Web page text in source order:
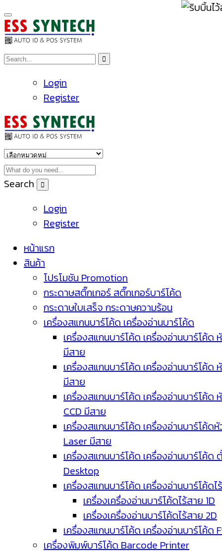
Login
Register
Search
Login
Register
หน้าแรก
สินค้า
โปรโมชัน Promotion
กระดาษสติ๊กเกอร์ สติ๊กเกอร์บาร์โค้ด
กระดาษใบเสร็จ กระดาษความร้อน
เครื่องสแกนบาร์โค้ด เครื่องอ่านบาร์โค้ด
เครื่องสแกนบาร์โค้ด เครื่องอ่านบาร์โค้ด
มีสาย
เครื่องสแกนบาร์โค้ด เครื่องอ่านบาร์โค้ด
มีสาย
เครื่องสแกนบาร์โค้ด เครื่องอ่านบาร์โค้ด
CCD มีสาย
เครื่องสแกนบาร์โค้ด เครื่องอ่านบาร์โค้ด
Laser มีสาย
เครื่องสแกนบาร์โค้ด เครื่องอ่านบาร์โค้ด
Desktop
เครื่องสแกนบาร์โค้ด เครื่องอ่านบาร์โค้ดไ
เครื่องเครื่องอ่านบาร์โค้ดไร้สาย 1D
เครื่องเครื่องอ่านบาร์โค้ดไร้สาย 2D
เครื่องสแกนบาร์โค้ด เครื่องอ่านบาร์โค้ด
เครื่องพิมพ์บาร์โค้ด Barcode Printer